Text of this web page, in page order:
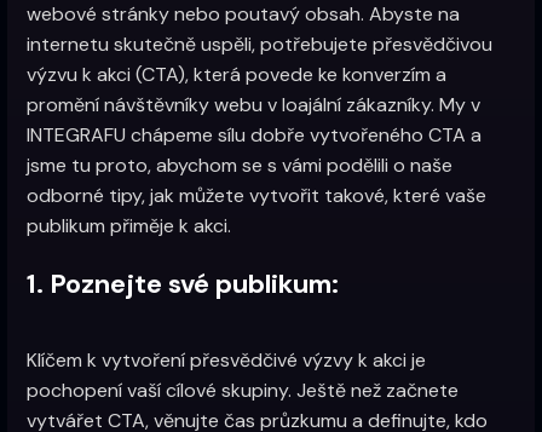
webové stránky nebo poutavý obsah. Abyste na
internetu skutečně uspěli, potřebujete přesvědčivou
výzvu k akci (CTA), která povede ke konverzím a
promění návštěvníky webu v loajální zákazníky. My v
INTEGRAFU chápeme sílu dobře vytvořeného CTA a
jsme tu proto, abychom se s vámi podělili o naše
odborné tipy, jak můžete vytvořit takové, které vaše
publikum přiměje k akci.
1. Poznejte své publikum:
Klíčem k vytvoření přesvědčivé výzvy k akci je
pochopení vaší cílové skupiny. Ještě než začnete
vytvářet CTA, věnujte čas průzkumu a definujte, kdo